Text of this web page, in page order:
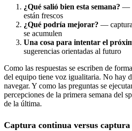
¿Qué salió bien esta semana? —
están frescos
¿Qué podría mejorar? — captura
se acumulen
Una cosa para intentar el
sugerencias orientadas al futuro
Como las respuestas se escriben de
del equipo tiene voz igualitaria. No hay
navegar. Y como las preguntas se
percepciones de la primera semana del
de la última.
Captura continua versus captura